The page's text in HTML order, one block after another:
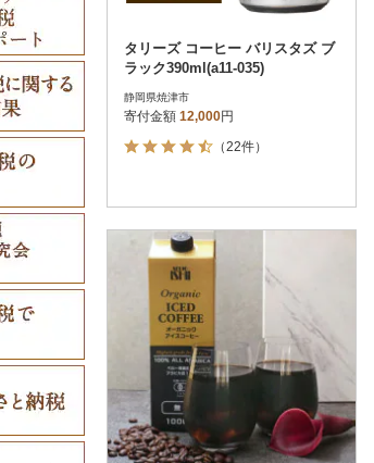
タリーズ コーヒー バリスタズ ブ
ラック390ml(a11-035)
静岡県焼津市
寄付金額 12,000円
（22件）